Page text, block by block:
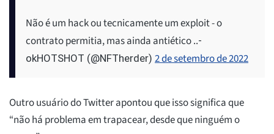
Não é um hack ou tecnicamente um exploit - o
contrato permitia, mas ainda antiético ..-
okHOTSHOT (@NFTherder) 2 de setembro de 2022
Outro usuário do Twitter apontou que isso significa que
“não há problema em trapacear, desde que ninguém o